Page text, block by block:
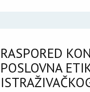
RASPORED
POSLOVNA